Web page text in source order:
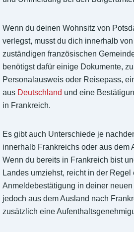
Wenn du deinen Wohnsitz von
verlegst, musst du dich innerhalb
zuständigen französischen
benötigst dafür einige Dokumente,
Personalausweis oder Reisepass,
aus Deutschland und eine
in Frankreich.
Es gibt auch Unterschiede je
innerhalb Frankreichs oder aus dem
Wenn du bereits in Frankreich bist
Landes umziehst, reicht in der
Anmeldebestätigung in deiner
jedoch aus dem Ausland nach
zusätzlich eine